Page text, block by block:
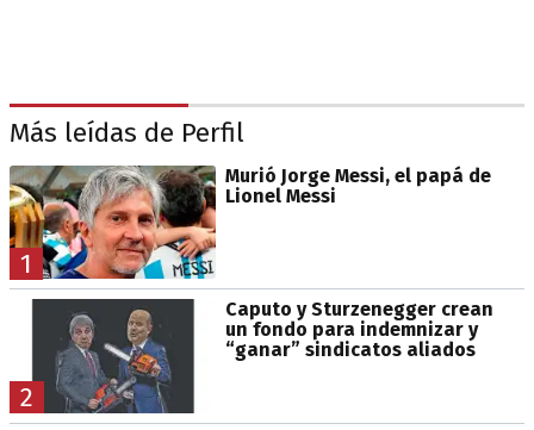
Más leídas de Perfil
1
Murió Jorge Messi, el papá de
Lionel Messi
2
Caputo y Sturzenegger crean
un fondo para indemnizar y
“ganar” sindicatos aliados